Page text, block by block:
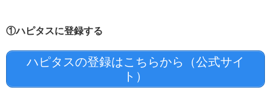
①ハピタスに登録する
ハピタスの登録はこちらから（公式サイ
ト）